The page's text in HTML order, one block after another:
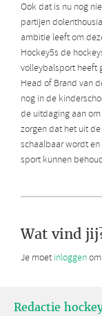
Ook dat is nu nog
partijen
ambitie leeft om
Hockey5s de
volleybalsport heeft
Head of Brand van
nog in de
de uitdaging aan
zorgen dat het uit
schaalbaar wordt
sport kunnen
Wat vind
Je moet inloggen
Redactie